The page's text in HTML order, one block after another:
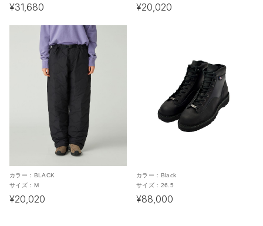
¥31,680 ¥20,020
カラー： BLACK
サイズ： M
¥20,020
カラー： Black
サイズ： 26.5
¥88,000